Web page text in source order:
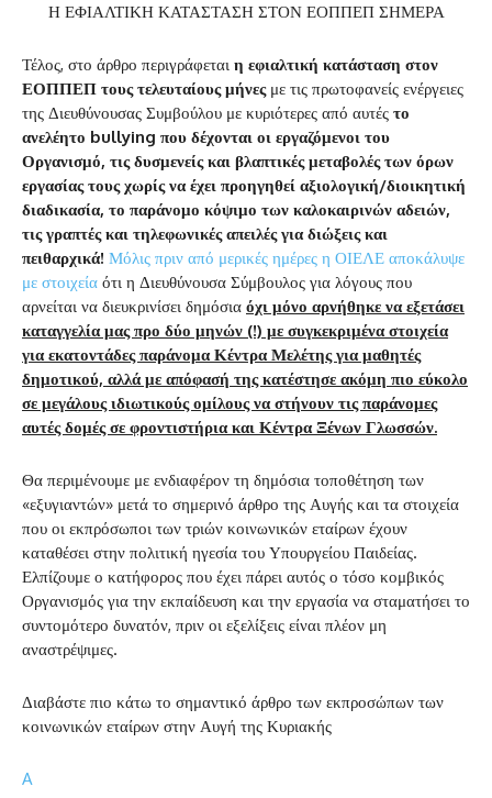
Η ΕΦΙΑΛΤΙΚΗ ΚΑΤΑΣΤΑΣΗ ΣΤΟΝ ΕΟΠΠΕΠ ΣΗΜΕΡΑ
Τέλος, στο άρθρο περιγράφεται η εφιαλτική κατάσταση στον
ΕΟΠΠΕΠ τους τελευταίους μήνεςμε τις πρωτοφανείς ενέργειες
της Διευθύνουσας Συμβούλου με κυριότερες από αυτές το
ανελέητο bullying που δέχονται οι εργαζόμενοι του
Οργανισμό, τις δυσμενείς και βλαπτικές μεταβολές των όρων
εργασίας τους χωρίς να έχει προηγηθεί αξιολογική/διοικητική
διαδικασία, το παράνομο κόψιμο των καλοκαιρινών αδειών,
τις γραπτές και τηλεφωνικές απειλές για διώξεις και
πειθαρχικά! Μόλις πριν από μερικές ημέρες η ΟΙΕΛΕ αποκάλυψε
με στοιχεία ότι η Διευθύνουσα Σύμβουλος για λόγους που
αρνείται να διευκρινίσει δημόσια όχι μόνο αρνήθηκε να εξετάσει
καταγγελία μας προ δύο μηνών (!) με συγκεκριμένα στοιχεία
για εκατοντάδες παράνομα Κέντρα Μελέτης για μαθητές
δημοτικού, αλλά με απόφασή της κατέστησε ακόμη πιο εύκολο
σε μεγάλους ιδιωτικούς ομίλους να στήνουν τις παράνομες
αυτές δομές σε φροντιστήρια και Κέντρα Ξένων Γλωσσών.
Θα περιμένουμε με ενδιαφέρον τη δημόσια τοποθέτηση των
«εξυγιαντών» μετά το σημερινό άρθρο της Αυγής και τα στοιχεία
που οι εκπρόσωποι των τριών κοινωνικών εταίρων έχουν
καταθέσει στην πολιτική ηγεσία του Υπουργείου Παιδείας.
Ελπίζουμε ο κατήφορος που έχει πάρει αυτός ο τόσο κομβικός
Οργανισμός για την εκπαίδευση και την εργασία να σταματήσει το
συντομότερο δυνατόν, πριν οι εξελίξεις είναι πλέον μη
αναστρέψιμες.
Διαβάστε πιο κάτω το σημαντικό άρθρο των εκπροσώπων των
κοινωνικών εταίρων στην Αυγή της Κυριακής
A